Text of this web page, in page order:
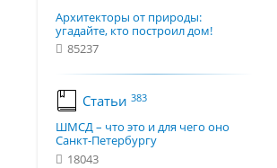
Архитекторы от природы:
угадайте, кто построил дом!
85237
Статьи 383
ШМСД – что это и для чего оно
Санкт-Петербургу
18043